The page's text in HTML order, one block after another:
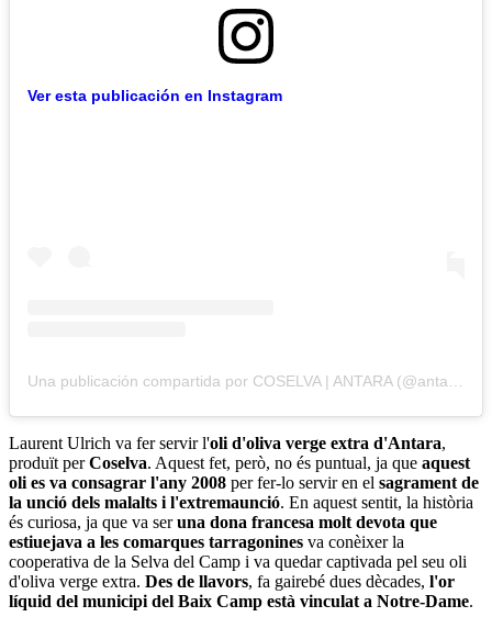
Ver esta publicación en Instagram
Una publicación compartida por COSELVA | ANTARA (@antaradecoselva)
Laurent Ulrich va fer servir l'oli d'oliva verge extra d'Antara,
produït perCoselva. Aquest fet, però, no és puntual, ja que aquest
oli es va consagrar l'any 2008 per fer-lo servir en el sagrament de
la unció dels malalts i l'extremaunció. En aquest sentit, la història
és curiosa, ja que va seruna dona francesa molt devota que
estiuejava a les comarques tarragonines va conèixer la
cooperativa de la Selva del Camp i va quedar captivada pel seu oli
d'oliva verge extra. Des de llavors, fa gairebé dues dècades, l'or
líquid del municipi del Baix Camp està vinculat a Notre-Dame.